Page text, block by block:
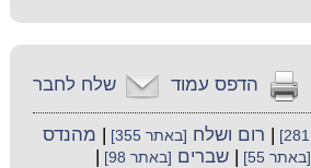
שלח לחבר הדפס עמוד
| רום ושלח [באתר 355] | מהנדס
[באתר 55] |שברים [באתר 98]
|